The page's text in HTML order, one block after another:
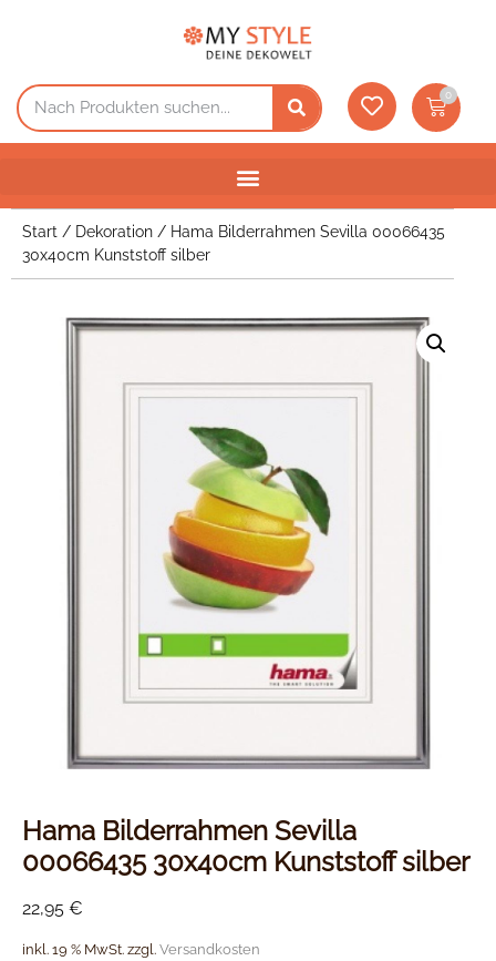
0
Start / Dekoration / Hama Bilderrahmen Sevilla 00066435
30x40cm Kunststoff silber
Hama Bilderrahmen Sevilla
00066435 30x40cm Kunststoff silber
22,95 €
inkl. 19 % MwSt. zzgl. Versandkosten